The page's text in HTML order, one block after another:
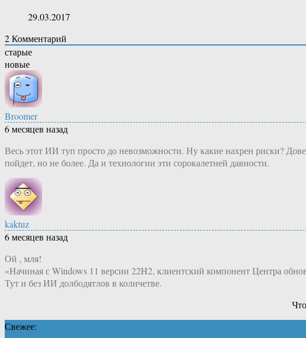
29.03.2017
2Комментарий
старые
новые
Broomer
6 месяцев назад
Весь этот ИИ туп просто до невозможности. Ну какие нахрен риски?
пойдет, но не более. Да и технологии эти сорокалетней давности.
kaktuz
6 месяцев назад
Ой , мля!
«Начиная с Windows 11 версии 22H2, клиентский компонент Центра
Тут и без ИИ долбодятлов в количетве.
Свежее: